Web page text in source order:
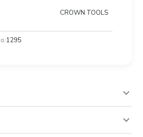
CROWN TOOLS
1295